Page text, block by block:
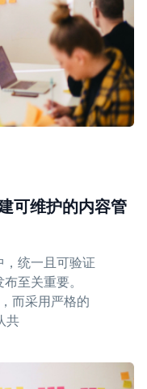
可维护的内容管
统一且可验证
至关重要。
而采用严格的
共